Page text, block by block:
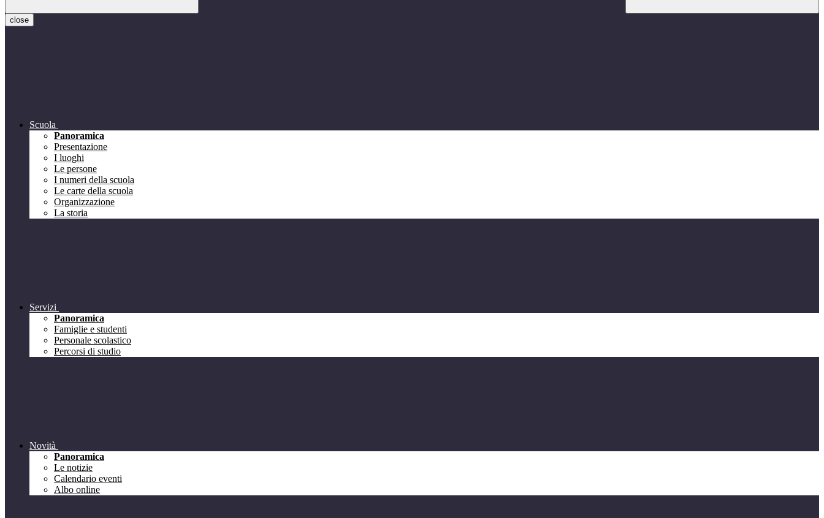
close
Scuola
Panoramica
Presentazione
I luoghi
Le persone
I numeri della scuola
Le carte della scuola
Organizzazione
La storia
Servizi
Panoramica
Famiglie e studenti
Personale scolastico
Percorsi di studio
Novità
Panoramica
Le notizie
Calendario eventi
Albo online